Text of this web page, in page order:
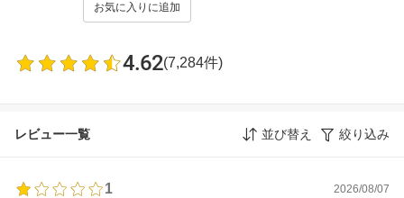
お気に入りに追加
4.62(7,284件)
レビュー一覧 並び替え 絞り込み
1
2026/08/07